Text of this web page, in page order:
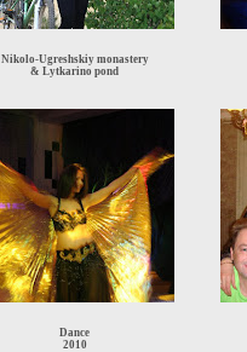
Nikolo-Ugreshskiy monastery
& Lytkarino pond
Dance
2010